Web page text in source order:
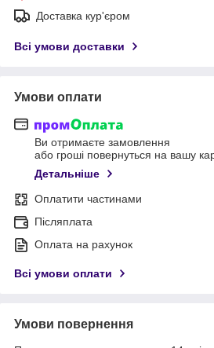
Доставка кур'єром
Всі умови доставки
Умови оплати
Ви отримаєте замовлення
або гроші повернуться на вашу
Детальніше
Оплатити частинами
Післяплата
Оплата на рахунок
Всі умови оплати
Умови повернення